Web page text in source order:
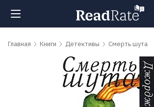
Поиск
Главная Книги Детективы Смерть шута